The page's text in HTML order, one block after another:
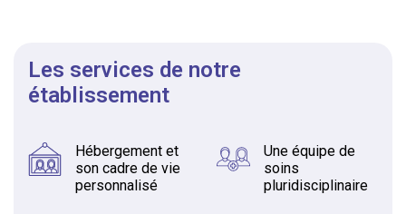
Les services de notre
établissement
Hébergement et
son cadre de vie
personnalisé
Une équipe de
soins
pluridisciplinaire